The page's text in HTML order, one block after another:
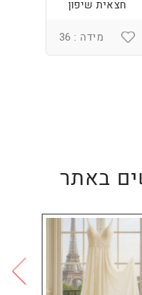
חצאית שיפון
מידה : 36
באתר